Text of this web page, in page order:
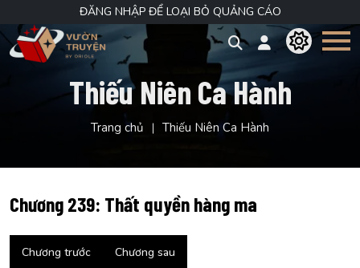
ĐĂNG NHẬP ĐỂ LOẠI BỎ QUẢNG CÁO
Thiếu Niên Ca Hành
Trang chủ Thiếu Niên Ca Hành
Chương 239: Thất quyền hàng ma
Chương trước Chương sau